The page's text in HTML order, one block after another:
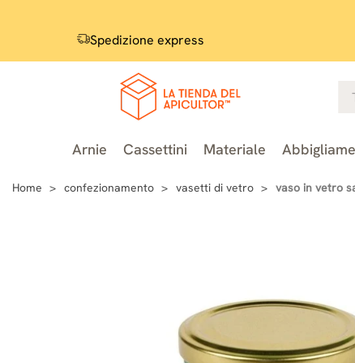
Spedizione express
Arnie Cassettini Materiale
Home confezionamento vasetti di vetro vaso in vetro